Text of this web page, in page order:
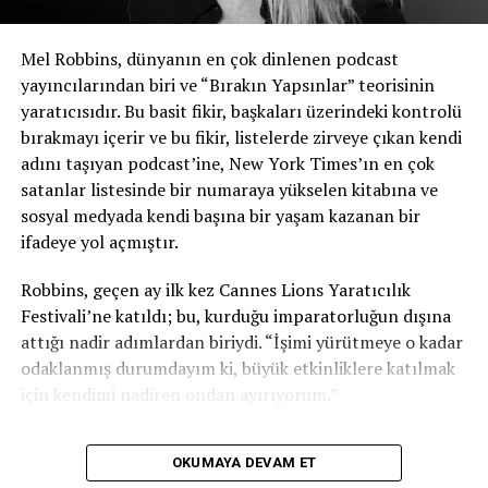
Bu durum, haberleri takip etmek istiyorsanız
Beykpour, Particle’ın podcast’lerin belirli bir haber
öyküsüyle ne zaman ilişkili olduğunu anlamak
içingömme modelleri kullandığını söylüyor. Bu
modeller, LLM modellerini sağlayan aynı şirketler
tarafından sağlanıyor, ancak bunlar üretken yapay zeka
teknolojileri değil, diye açıklıyor.
Beykpour, “Podcastlerin farklı bölümlerinin farklı
hikayelerle ilişkili olduğunu anlamak için vektör gömme
yöntemini kullanıyoruz. Tek bir podcast 10 veya 20
hikayeyi kapsayabilir, bu yüzden bunu anlamak için yapay
zekayı kullanıyoruz. Ayrıca, kırpma işlemleriyle ilgili bazı
mantıksal işlemleri yapmak ve bir klibin ne zaman
zekayı kullanıyoruz” dedi.
Mel Robbins, dünyanın en çok dinlenen podcast
yayıncılarından biri ve “Bırakın Yapsınlar” teorisinin
yaratıcısıdır. Bu basit fikir, başkaları üzerindeki kontrolü
bırakmayı içerir ve bu fikir, listelerde zirveye çıkan kendi
adını taşıyan podcast’ine, New York Times’ın en çok
satanlar listesinde bir numaraya yükselen kitabına ve
sosyal medyada kendi başına bir yaşam kazanan bir
ifadeye yol açmıştır.
Robbins, geçen ay ilk kez Cannes Lions Yaratıcılık
Festivali’ne katıldı; bu, kurduğu imparatorluğun dışına
attığı nadir adımlardan biriydi. “İşimi yürütmeye o kadar
odaklanmış durumdayım ki, büyük etkinliklere katılmak
için kendimi nadiren ondan ayırıyorum.”
Ancak reklam satış ortağı SiriusXM ile birlikte katılmaya
davet edilmesiyle, 2026 festivali programına uyan ilk
OKUMAYA DEVAM ET